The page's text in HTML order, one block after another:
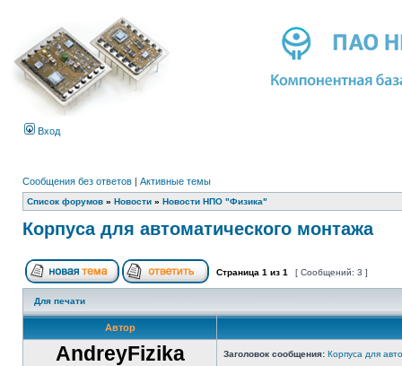
Вход
Сообщения без ответов | Активные темы
Список форумов » Новости » Новости НПО "Физика"
Корпуса для автоматического монтажа
Страница 1 из 1 [ Сообщений: 3 ]
Для печати
Автор
AndreyFizika Заголовок сообщения: Корпуса для